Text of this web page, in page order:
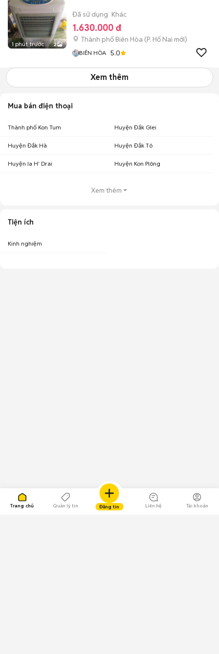
Trang chủ Quản lý tin Đăng tin Liên hệ Tài khoản
1 phút trước 2
Đã sử dụng Khác
1.630.000 đ
Thành phố Biên Hòa (P. Hố Nai mới)
BIÊN HÒA 5.0
Xem thêm
Mua bán điện thoại
Thành phố Kon Tum Huyện Đắk Glei
Huyện Đắk Hà Huyện Đắk Tô
Huyện Ia H' Drai Huyện Kon Plông
Xem thêm
Tiện ích
Kinh nghiệm